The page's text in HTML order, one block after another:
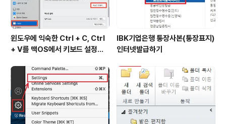
윈도우에 익숙한 Ctrl + C, Ctrl
+ V를 맥OS에서 키보드 설정하
IBK기업은행 통장사본(통장표지)
인터넷발급하기